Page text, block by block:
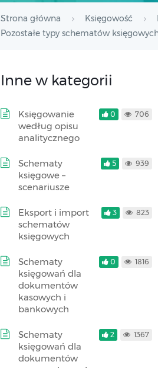
Strona główna Księgowość
Pozostałe typy schematów
Inne w kategorii
Księgowanie
według opisu
analitycznego
0 706
Schematy
księgowe –
scenariusze
5 939
Eksport i import
schematów
księgowych
3 823
Schematy
księgowań dla
dokumentów
kasowych i
bankowych
0 1816
Schematy
księgowań dla
dokumentów
2 1367